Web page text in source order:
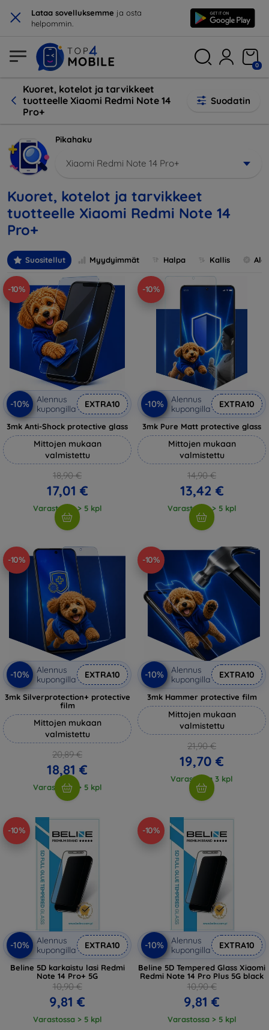
× Lataa sovelluksemme ja osta
helpommin.
0
Kuoret, kotelot ja tarvikkeet
tuotteelle Xiaomi Redmi Note 14
Pro+
Suodatin
Pikahaku
Xiaomi Redmi Note 14 Pro+
Kuoret, kotelot ja tarvikkeet
tuotteelle Xiaomi Redmi Note 14
Pro+
Suositellut Myydyimmät Halpa Kallis
-10%
-10%
Alennus
kupongilla
EXTRA10
3mk Anti-Shock protective glass
Mittojen mukaan
valmistettu
18,90 €
17,01 €
Varastossa > 5 kpl
-10%
-10%
Alennus
kupongilla
EXTRA10
3mk Pure Matt protective glass
Mittojen mukaan
valmistettu
14,90 €
13,42 €
Varastossa > 5 kpl
-10%
-10%
Alennus
kupongilla
EXTRA10
3mk Silverprotection+ protective
film
Mittojen mukaan
valmistettu
20,89 €
18,81 €
Varastossa > 5 kpl
-10%
-10%
Alennus
kupongilla
EXTRA10
3mk Hammer protective film
Mittojen mukaan
valmistettu
21,90 €
19,70 €
Varastossa 3 kpl
-10%
-10%
Alennus
kupongilla
EXTRA10
Beline 5D karkaistu lasi Redmi
Note 14 Pro+ 5G
10,90 €
9,81 €
Varastossa > 5 kpl
-10%
-10%
Alennus
kupongilla
EXTRA10
Beline 5D Tempered Glass Xiaomi
Redmi Note 14 Pro Plus 5G black
10,90 €
9,81 €
Varastossa > 5 kpl